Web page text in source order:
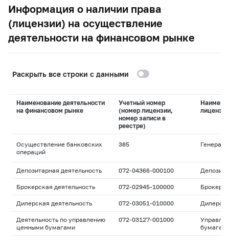
Информация о наличии права
(лицензии) на осуществление
деятельности на финансовом рынке
Раскрыть все строки с данными
Наименование деятельности
на финансовом рынке
Учетный номер
(номер лицензии,
номер записи в
реестре)
лицензии
Осуществление банковских
операций
385
Депозитарная деятельность 072-04366-000100
Брокерская деятельность 072-02945-100000
Дилерская деятельность 072-03051-010000
Деятельность по управлению
ценными бумагами
072-03127-001000